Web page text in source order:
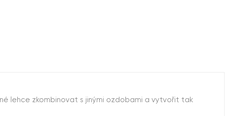
lehce zkombinovat s jinými ozdobami a vytvořit tak